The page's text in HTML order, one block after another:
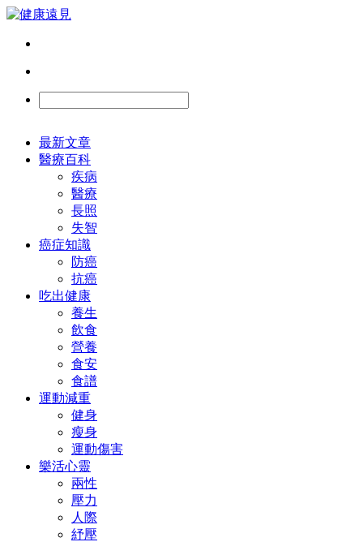
最新文章
醫療百科
疾病
醫療
長照
失智
癌症知識
防癌
抗癌
吃出健康
養生
飲食
營養
食安
食譜
運動減重
健身
瘦身
運動傷害
樂活心靈
兩性
壓力
人際
紓壓